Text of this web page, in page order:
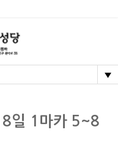
▼
일 1마카 5~8